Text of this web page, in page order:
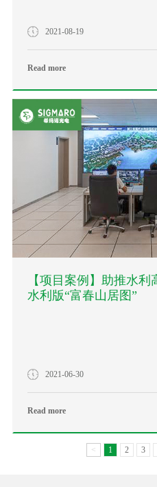
2021-08-19
Read more
【项目案例】助推水
水利版“富春山居图”
2021-06-30
Read more
< 1 2 3